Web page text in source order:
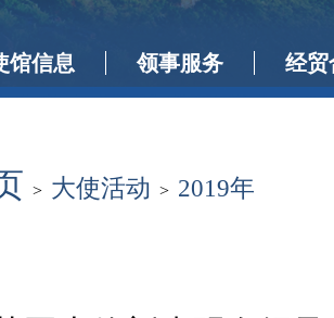
馆信息 领事服务 经贸
> 大使活动 > 2019年